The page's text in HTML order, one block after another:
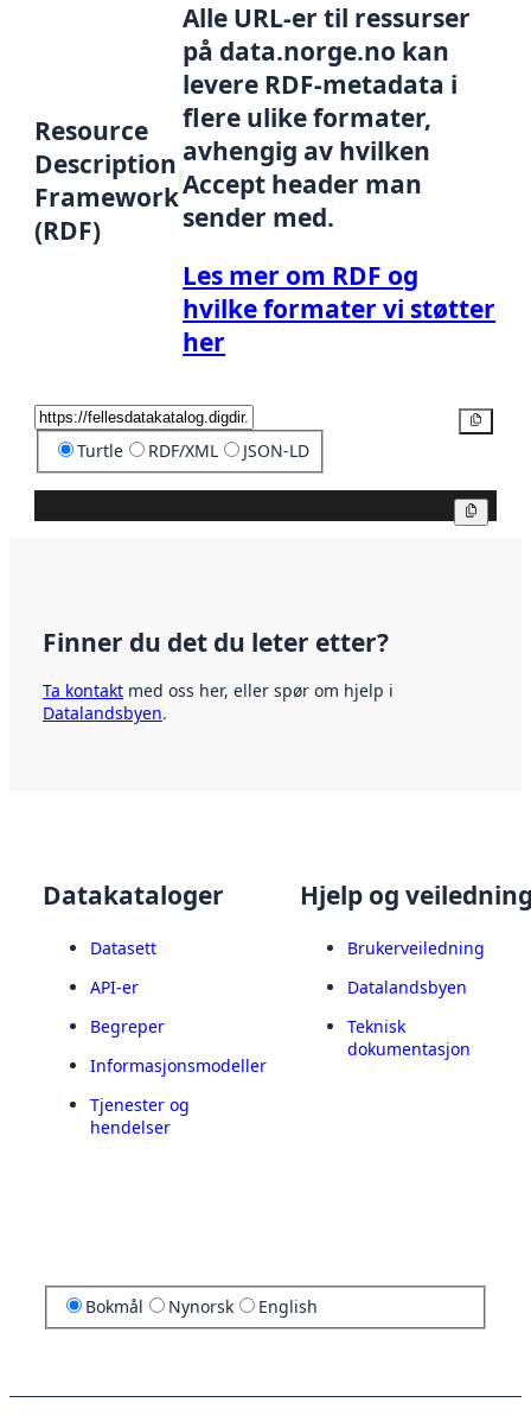
Resource
Description
Framework
(RDF)
Alle URL-er til ressurser
på data.norge.no kan
levere RDF-metadata i
flere ulike formater,
avhengig av hvilken
Accept header man
sender med.
Les mer om RDF og
hvilke formater vi støtter
her
Turtle RDF/XML JSON-LD
Finner du det du leter etter?
Ta kontakt med oss her, eller spør om hjelp i
Datalandsbyen.
Datakataloger
Datasett
API-er
Begreper
Informasjonsmodeller
Tjenester og
hendelser
Hjelp og
Brukerveiledning
Datalandsbyen
Teknisk
dokumentasjon
Bokmål Nynorsk English